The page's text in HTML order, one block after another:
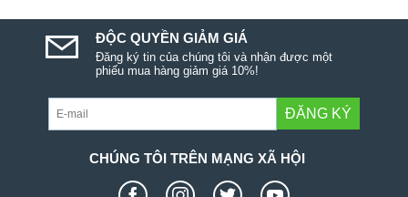
ĐỘC QUYỀN GIẢM GIÁ
Đăng ký tin của chúng tôi và nhận được một
phiếu mua hàng giảm giá 10%!
ĐĂNG KÝ
CHÚNG TÔI TRÊN MẠNG XÃ HỘI